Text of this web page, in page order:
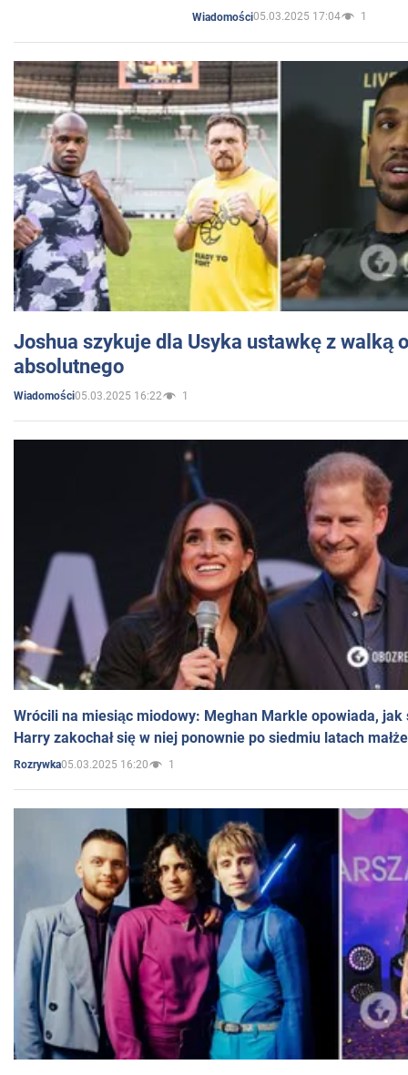
Wiadomości05.03.2025 17:04 1
Joshua szykuje dla Usyka ustawkę z walką
absolutnego
Wiadomości05.03.2025 16:22 1
Wrócili na miesiąc miodowy: Meghan Markle opowiada, jak
Harry zakochał się w niej ponownie po siedmiu latach
Rozrywka05.03.2025 16:20 1